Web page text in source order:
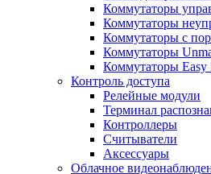
Коммутаторы
Коммутаторы
Коммутаторы с
Коммутаторы
Коммутаторы Easy
Контроль доступа
Релейные модули
Терминал
Контроллеры
Считыватели
Аксессуары
Облачное